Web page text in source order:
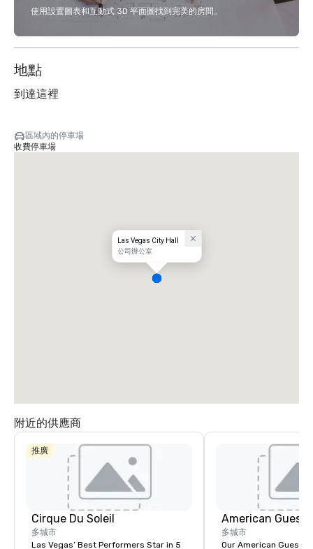
使用設置圖表和互動式 3D 平面圖找到完美的房間。
地點
到達這裡
區域內的停車場
收費停車場
Las Vegas City Hall
公司辦公室
附近的供應商
推廣
Cirque Du Soleil
多城市
Las Vegas’ Best Performers Star in 5
American Guest
多城市
Our American Guest